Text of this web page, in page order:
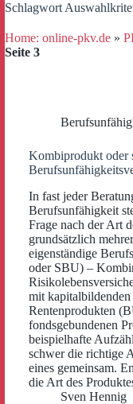
Schlagwort
Home: online-pkv.de »
Seite 3
Kombiprodukt oder
In fast jeder
Berufsunfähigkeit
Frage nach der Art
grundsätzlich
eigenständige
oder SBU) –
mit
Rentenprodukten
fondsgebundenen
beispielhafte
schwer die richtige
eines gemeinsam.
die Art des
Sven Hennig